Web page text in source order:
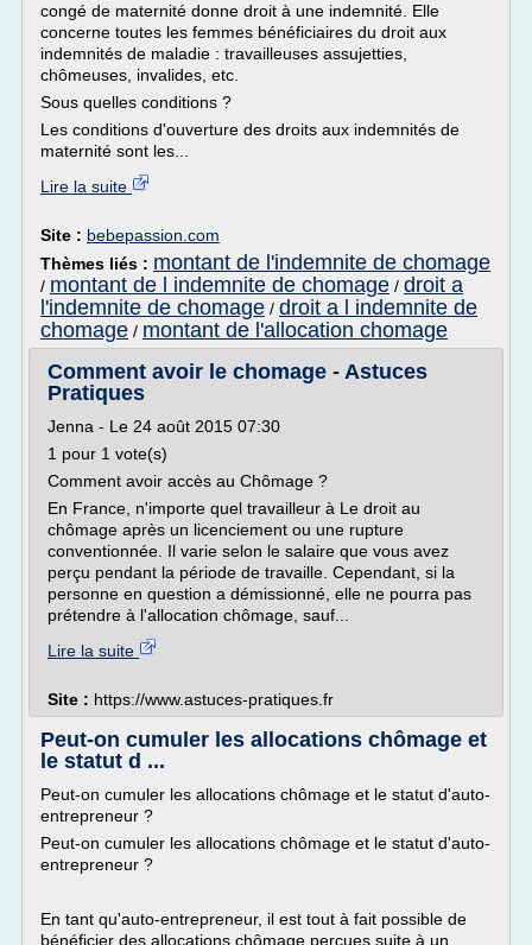
congé de maternité donne droit à une indemnité. Elle
concerne toutes les femmes bénéficiaires du droit aux
indemnités de maladie : travailleuses assujetties,
chômeuses, invalides, etc.
Sous quelles conditions ?
Les conditions d'ouverture des droits aux indemnités de
maternité sont les...
Lire la suite
Site : bebepassion.com
Thèmes liés : montant de l'indemnite de chomage
/ montant de l indemnite de chomage / droit a
l'indemnite de chomage / droit a l indemnite de
chomage / montant de l'allocation chomage
Comment avoir le chomage - Astuces
Pratiques
Jenna - Le 24 août 2015 07:30
1 pour 1 vote(s)
Comment avoir accès au Chômage ?
En France, n'importe quel travailleur à Le droit au
chômage après un licenciement ou une rupture
conventionnée. Il varie selon le salaire que vous avez
perçu pendant la période de travaille. Cependant, si la
personne en question a démissionné, elle ne pourra pas
prétendre à l'allocation chômage, sauf...
Lire la suite
Site : https://www.astuces-pratiques.fr
Peut-on cumuler les allocations chômage et
le statut d ...
Peut-on cumuler les allocations chômage et le statut d'auto-
entrepreneur ?
Peut-on cumuler les allocations chômage et le statut d'auto-
entrepreneur ?
En tant qu'auto-entrepreneur, il est tout à fait possible de
bénéficier des allocations chômage perçues suite à un